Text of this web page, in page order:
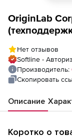
OriginLab
Seats
Нет отзывов
Softline -
Производитель:
Скопировать
Описание
Коротко о